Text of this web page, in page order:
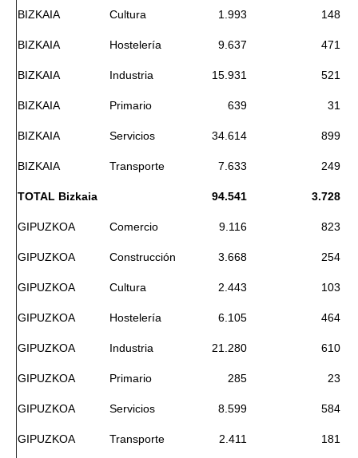
BIZKAIA Cultura 1.993 148
BIZKAIA Hostelería 9.637 471
BIZKAIA Industria 15.931 521
BIZKAIA Primario 639 31
BIZKAIA Servicios 34.614 899
BIZKAIA Transporte 7.633 249
TOTAL Bizkaia 94.541 3.728
GIPUZKOA Comercio 9.116 823
GIPUZKOA Construcción 3.668 254
GIPUZKOA Cultura 2.443 103
GIPUZKOA Hostelería 6.105 464
GIPUZKOA Industria 21.280 610
GIPUZKOA Primario 285 23
GIPUZKOA Servicios 8.599 584
GIPUZKOA Transporte 2.411 181